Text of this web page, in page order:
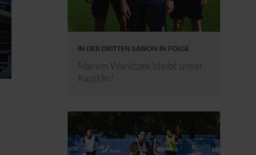
IN DER DRITTEN SAISON IN FOLGE
Marvin Wanitzek bleibt unser
Kapitän!